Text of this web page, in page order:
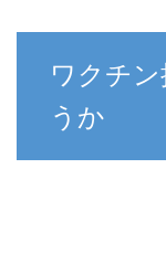
ワクチ
うか